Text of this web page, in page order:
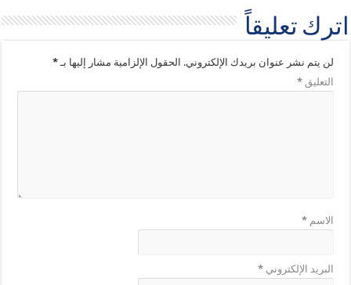
اترك تعليقاً
لن يتم نشر عنوان بريدك الإلكتروني. الحقول الإلزامية مشار إليها بـ*
التعليق*
الاسم*
البريد الإلكتروني*